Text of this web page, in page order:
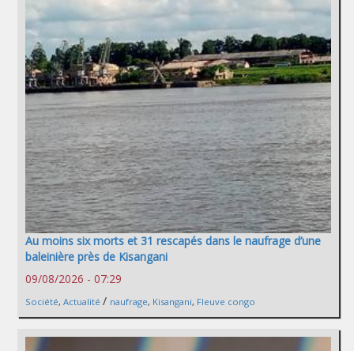
Au moins six morts et 31 rescapés dans le naufrage d’une
baleinière près de Kisangani
09/08/2026 - 07:29
Société, Actualité / naufrage, Kisangani, Fleuve congo